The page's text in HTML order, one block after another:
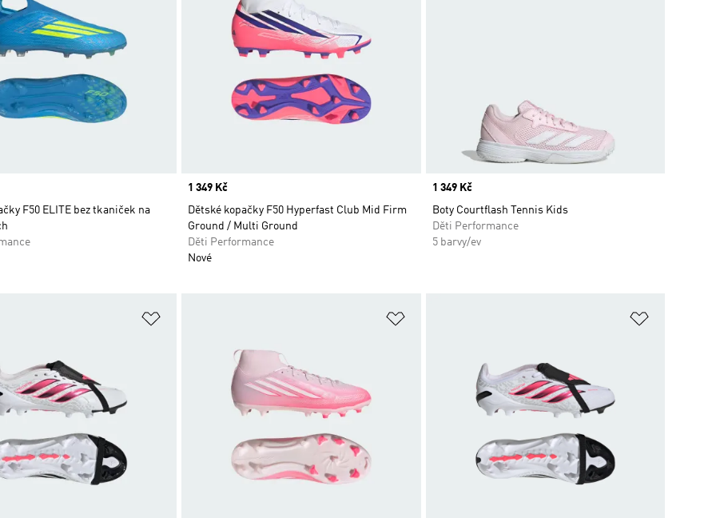
F50 ELITE bez tkaniček na
Price
1 349 Kč
Dětské kopačky F50 Hyperfast Club Mid Firm
Ground / Multi Ground
Děti Performance
Nové
Price
1 349 Kč
Boty Courtflash Tennis Kids
Děti Performance
5 barvy/ev